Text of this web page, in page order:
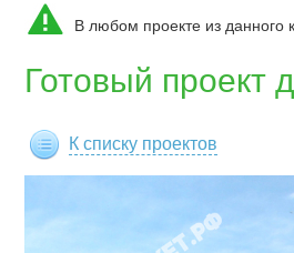
В любом проекте из данного
Готовый проект
К списку проектов